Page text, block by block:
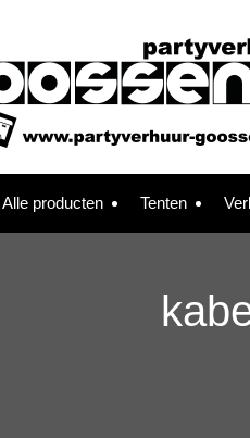
Alle producten Tenten